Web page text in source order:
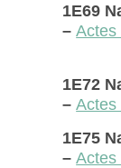
1E69
– Actes
1E72
– Actes
1E75
– Actes